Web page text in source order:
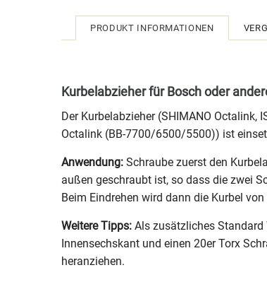
PRODUKT INFORMATIONEN
Kurbelabzieher für Bosch oder
Der Kurbelabzieher (SHIMANO
Octalink (BB-7700/6500/5500)) ist
Anwendung: Schraube zuerst den
außen geschraubt ist, so dass die zwei
Beim Eindrehen wird dann die Kurbel
Weitere Tipps: Als zusätzliches
Innensechskant und einen 20er Torx
heranziehen.